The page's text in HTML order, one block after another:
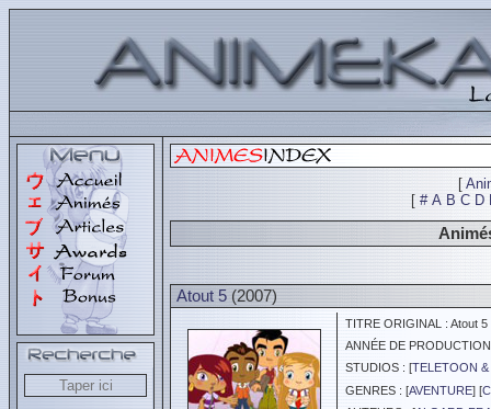
[
[ # A B C D
Atout 5 (2007)
TITRE ORIGINAL : Atout 5
ANNÉE DE
STUDIOS : [TELETOON
GENRES : [AVENTURE] [